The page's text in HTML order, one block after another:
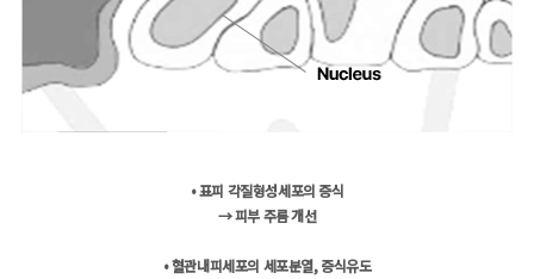
• 표피 각질형성세포의 증식
→ 피부 주름 개선
• 혈관내피세포의 세포분열, 증식유도